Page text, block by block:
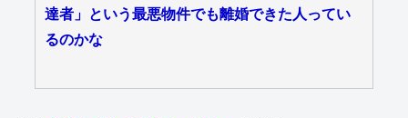
達者」という最悪物件でも離婚できた人ってい
るのかな